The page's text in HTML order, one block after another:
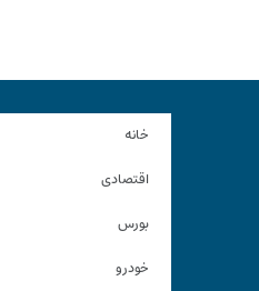
خانه
اقتصادی
بورس
خودرو